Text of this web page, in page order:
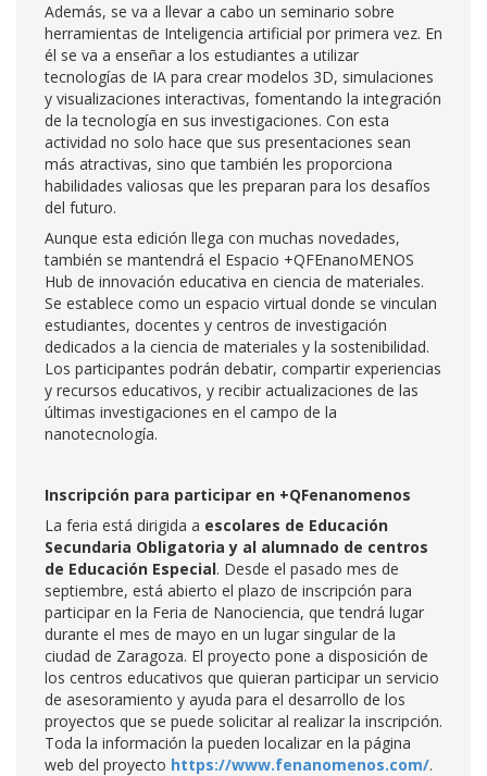
Además, se va a llevar a cabo un seminario sobre
herramientas de Inteligencia artificial por primera vez. En
él se va a enseñar a los estudiantes a utilizar
tecnologías de IA para crear modelos 3D, simulaciones
y visualizaciones interactivas, fomentando la integración
de la tecnología en sus investigaciones. Con esta
actividad no solo hace que sus presentaciones sean
más atractivas, sino que también les proporciona
habilidades valiosas que les preparan para los desafíos
del futuro.
Aunque esta edición llega con muchas novedades,
también se mantendrá el Espacio +QFEnanoMENOS
Hub de innovación educativa en ciencia de materiales.
Se establece como un espacio virtual donde se vinculan
estudiantes, docentes y centros de investigación
dedicados a la ciencia de materiales y la sostenibilidad.
Los participantes podrán debatir, compartir experiencias
y recursos educativos, y recibir actualizaciones de las
últimas investigaciones en el campo de la
nanotecnología.
Inscripción para participar en +QFenanomenos
La feria está dirigida a escolares de Educación
Secundaria Obligatoria y al alumnado de centros
de Educación Especial. Desde el pasado mes de
septiembre, está abierto el plazo de inscripción para
participar en la Feria de Nanociencia, que tendrá lugar
durante el mes de mayo en un lugar singular de la
ciudad de Zaragoza. El proyecto pone a disposición de
los centros educativos que quieran participar un servicio
de asesoramiento y ayuda para el desarrollo de los
proyectos que se puede solicitar al realizar la inscripción.
Toda la información la pueden localizar en la página
web del proyecto https://www.fenanomenos.com/.